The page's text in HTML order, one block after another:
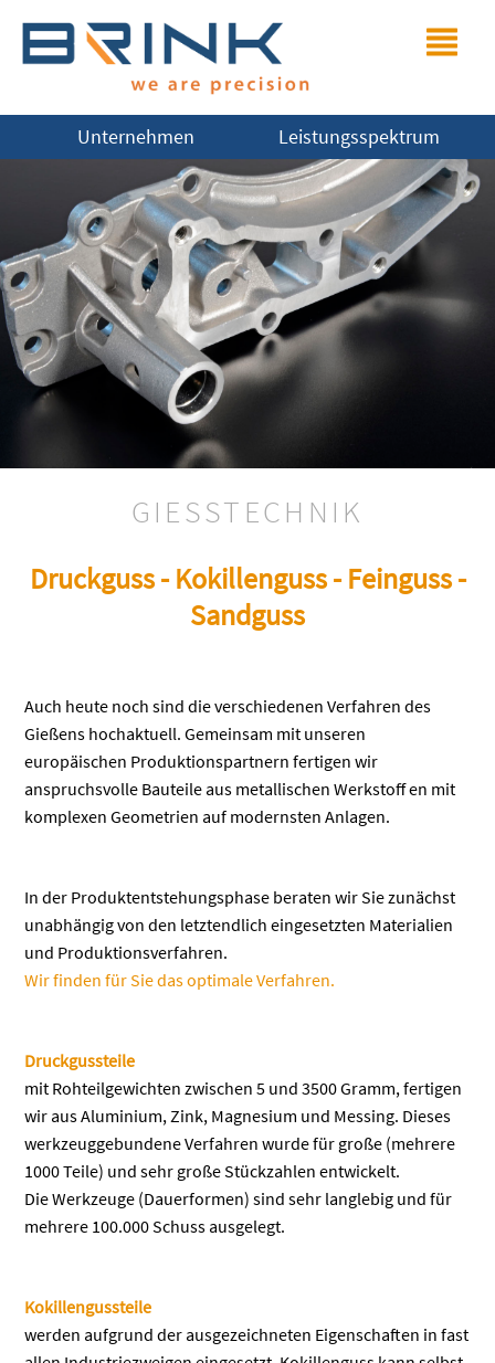
Unternehmen Leistungsspektrum
GIESSTECHNIK
Druckguss - Kokillenguss - Feinguss -
Sandguss
Auch heute noch sind die verschiedenen Verfahren des
Gießens hochaktuell. Gemeinsam mit unseren
europäischen Produktionspartnern fertigen wir
anspruchsvolle Bauteile aus metallischen Werkstoff en mit
komplexen Geometrien auf modernsten Anlagen.
In der Produktentstehungsphase beraten wir Sie zunächst
unabhängig von den letztendlich eingesetzten Materialien
und Produktionsverfahren.
Wir finden für Sie das optimale Verfahren.
Druckgussteile
mit Rohteilgewichten zwischen 5 und 3500 Gramm, fertigen
wir aus Aluminium, Zink, Magnesium und Messing. Dieses
werkzeuggebundene Verfahren wurde für große (mehrere
1000 Teile) und sehr große Stückzahlen entwickelt.
Die Werkzeuge (Dauerformen) sind sehr langlebig und für
mehrere 100.000 Schuss ausgelegt.
Kokillengussteile
werden aufgrund der ausgezeichneten Eigenschaften in fast